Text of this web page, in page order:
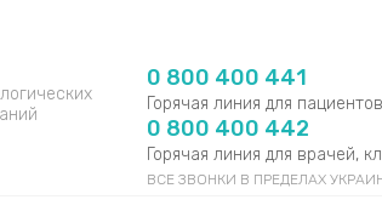
0 800 400 441
Горячая линия для пациентов
0 800 400 442
Горячая линия для врачей,
ВСЕ ЗВОНКИ В ПРЕДЕЛАХ